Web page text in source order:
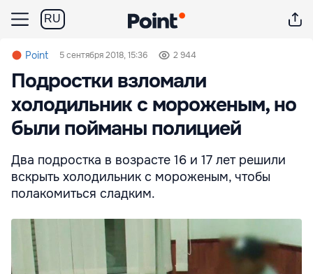
RU
Point 5 сентября 2018, 15:36 2 944
Подростки взломали
холодильник с мороженым, но
были пойманы полицией
Два подростка в возрасте 16 и 17 лет решили
вскрыть холодильник с мороженым, чтобы
полакомиться сладким.